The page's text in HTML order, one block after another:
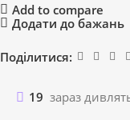
Add to compare
Додати до бажань
Поділитися:
19 зараз